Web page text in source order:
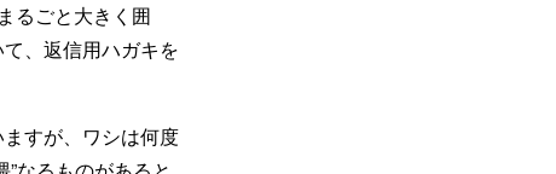
るごと大きく囲
、返信用ハガキを
すが、ワシは何度